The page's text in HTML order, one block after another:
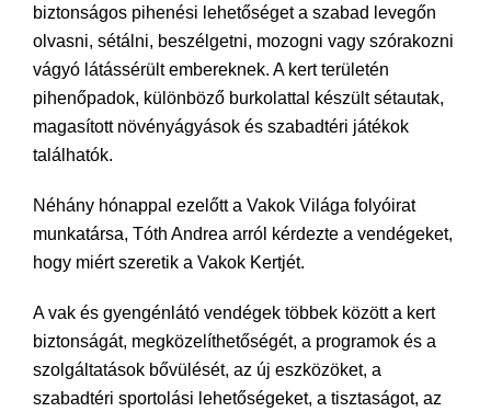
biztonságos pihenési lehetőséget a szabad levegőn
olvasni, sétálni, beszélgetni, mozogni vagy szórakozni
vágyó látássérült embereknek. A kert területén
pihenőpadok, különböző burkolattal készült sétautak,
magasított növényágyások és szabadtéri játékok
találhatók.
Néhány hónappal ezelőtt a Vakok Világa folyóirat
munkatársa, Tóth Andrea arról kérdezte a vendégeket,
hogy miért szeretik a Vakok Kertjét.
A vak és gyengénlátó vendégek többek között a kert
biztonságát, megközelíthetőségét, a programok és a
szolgáltatások bővülését, az új eszközöket, a
szabadtéri sportolási lehetőségeket, a tisztaságot, az